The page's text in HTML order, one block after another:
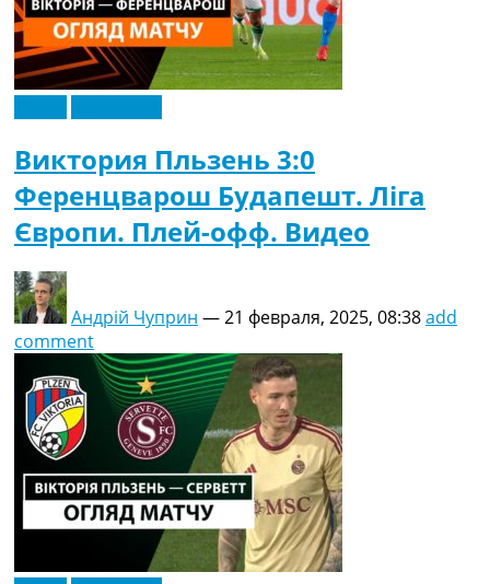
Виктория Пльзень 3:0
Ференцварош Будапешт. Ліга
Європи. Плей-офф. Видео
Андрій Чуприн —21 февраля, 2025, 08:38add
comment